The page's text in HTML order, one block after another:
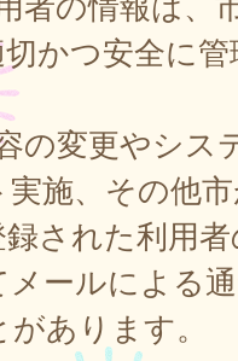
かつ安全に
変更やシス
施、その他
された利用
メールによる
あります。